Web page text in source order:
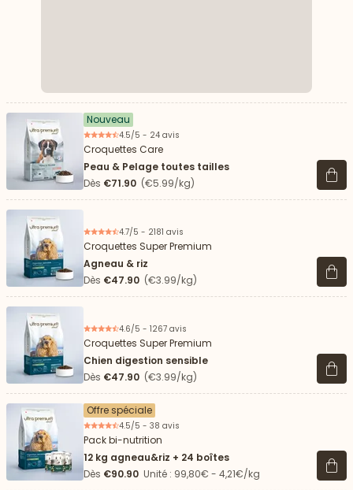
Nouveau
4.5/5 - 24 avis
Croquettes Care
Peau & Pelage toutes tailles
Dès €71.90 (€5.99/kg) Voir
4.7/5 - 2181 avis
Croquettes Super Premium
Agneau & riz
Dès €47.90 (€3.99/kg) Voir
4.6/5 - 1267 avis
Croquettes Super Premium
Chien digestion sensible
Dès €47.90 (€3.99/kg) Voir
Offre spéciale
4.5/5 - 38 avis
Pack bi-nutrition
12 kg agneau&riz + 24 boîtes
Dès €90.90 Unité : 99,80€ - 4,21€/kg Voir